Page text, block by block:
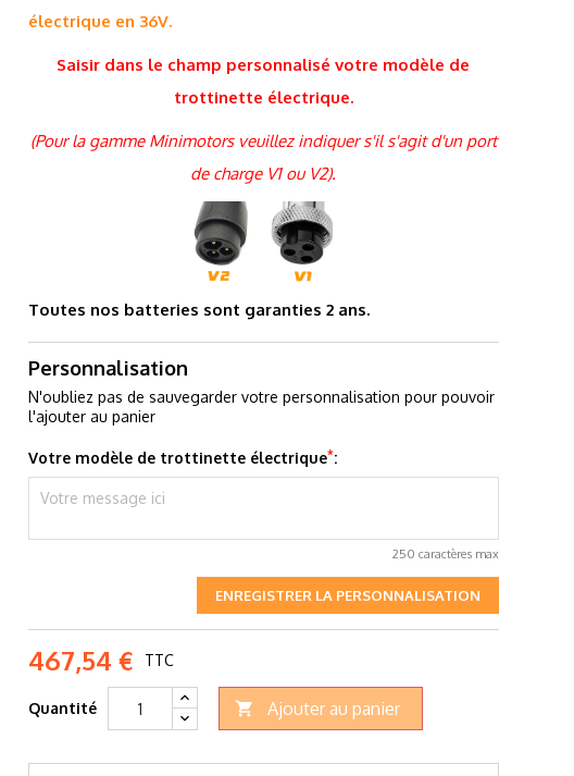
électrique en 36V.
Saisir dans le champ personnalisé votre modèle de
trottinette électrique.
(Pour la gamme Minimotors veuillez indiquer s'il s'agit d'un port
de charge V1 ou V2).
Toutes nos batteries sont garanties 2 ans.
Personnalisation
N'oubliez pas de sauvegarder votre personnalisation pour pouvoir
l'ajouter au panier
Votre modèle de trottinette électrique*:
250 caractères max
ENREGISTRER LA PERSONNALISATION
467,54 € TTC
Quantité  Ajouter au panier